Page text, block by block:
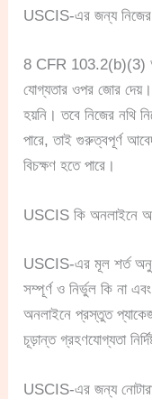
USCIS-এর জন্য নিজের
8 CFR 103.2(b)(3)
যোগ্যতার ওপর জোর দেয়।
হয়নি। তবে নিজের নথি
পারে, তাই গুরুত্বপূর্ণ
বিচক্ষণ হতে পারে।
USCIS কি অনলাইনে
USCIS-এর মূল শর্ত
সম্পূর্ণ ও নির্ভুল কি না
অনলাইনে প্রস্তুত
চূড়ান্ত গ্রহণযোগ্যতা
USCIS-এর জন্য